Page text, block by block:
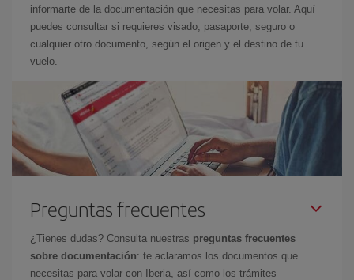
informarte de la documentación que necesitas para volar. Aquí
puedes consultar si requieres visado, pasaporte, seguro o
cualquier otro documento, según el origen y el destino de tu
vuelo.
Preguntas frecuentes
¿Tienes dudas? Consulta nuestras preguntas frecuentes
sobre documentación: te aclaramos los documentos que
necesitas para volar con Iberia, así como los trámites